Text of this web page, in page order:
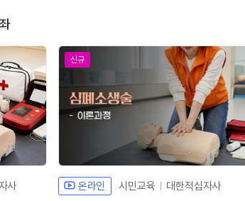
사
신규
온라인 시민교육 대한적십자사